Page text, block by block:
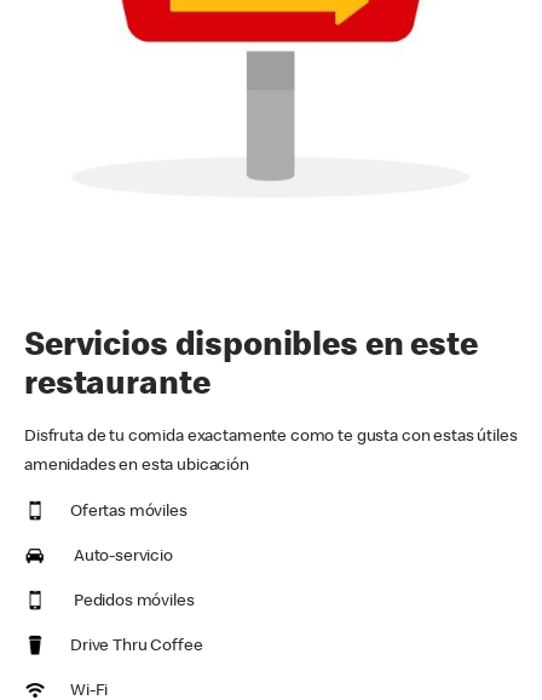
Servicios disponibles en este
restaurante
Disfruta de tu comida exactamente como te gusta con estas útiles
amenidades en esta ubicación
Ofertas móviles
Auto-servicio
Pedidos móviles
Drive Thru Coffee
Wi-Fi